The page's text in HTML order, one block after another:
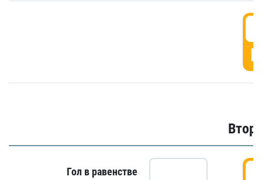
Гол в равенстве